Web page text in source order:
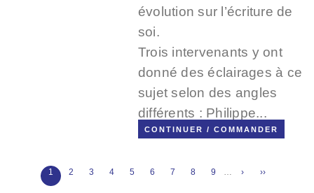
évolution sur l’écriture de
soi.
Trois intervenants y ont
donné des éclairages à ce
sujet selon des angles
différents : Philippe...
CONTINUER / COMMANDER
Pagination
Page
1 Page
2 Page
3 Page
4 Page
5 Page
6 Page
7 Page
8 Page
9 …
Page
›
Dernière
››